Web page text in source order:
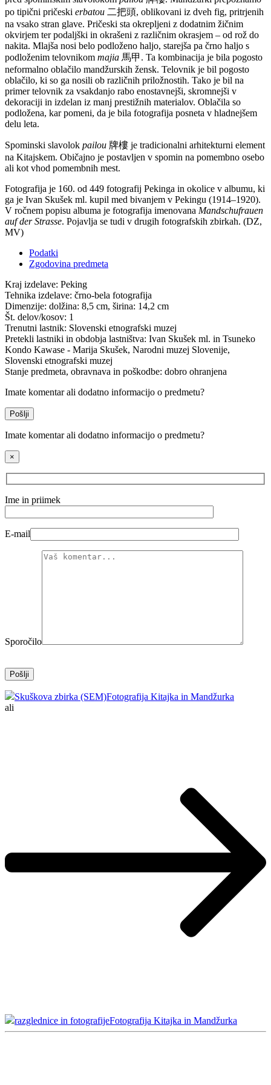
po tipični pričeski erbatou 二把頭, oblikovani iz dveh fig, pritrjenih
na vsako stran glave. Pričeski sta okrepljeni z dodatnim žičnim
okvirjem ter podaljški in okrašeni z različnim okrasjem – od rož do
nakita. Mlajša nosi belo podloženo haljo, starejša pa črno haljo s
podloženim telovnikom majia 馬甲. Ta kombinacija je bila pogosto
neformalno oblačilo mandžurskih žensk. Telovnik je bil pogosto
oblačilo, ki so ga nosili ob različnih priložnostih. Tako je bil na
primer telovnik za vsakdanjo rabo enostavnejši, skromnejši v
dekoraciji in izdelan iz manj prestižnih materialov. Oblačila so
podložena, kar pomeni, da je bila fotografija posneta v hladnejšem
delu leta.
Spominski slavolok pailou 牌樓 je tradicionalni arhitekturni element
na Kitajskem. Običajno je postavljen v spomin na pomembno osebo
ali kot vhod pomembnih mest.
Fotografija je 160. od 449 fotografij Pekinga in okolice v albumu, ki
ga je Ivan Skušek ml. kupil med bivanjem v Pekingu (1914–1920).
V ročnem popisu albuma je fotografija imenovana Mandschufrauen
auf der Strasse. Pojavlja se tudi v drugih fotografskih zbirkah. (DZ,
MV)
Podatki
Zgodovina predmeta
Kraj izdelave: Peking
Tehnika izdelave: črno-bela fotografija
Dimenzije: dolžina: 8,5 cm, širina: 14,2 cm
Št. delov/kosov: 1
Trenutni lastnik: Slovenski etnografski muzej
Pretekli lastniki in obdobja lastništva: Ivan Skušek ml. in Tsuneko
Kondo Kawase - Marija Skušek, Narodni muzej Slovenije,
Slovenski etnografski muzej
Stanje predmeta, obravnava in poškodbe: dobro ohranjena
Imate komentar ali dodatno informacijo o predmetu?
Pošlji
Imate komentar ali dodatno informacijo o predmetu?
×
Ime in priimek
E-mail
Sporočilo
Skuškova zbirka (SEM)Fotografija Kitajka in Mandžurka
ali
razglednice in fotografijeFotografija Kitajka in Mandžurka